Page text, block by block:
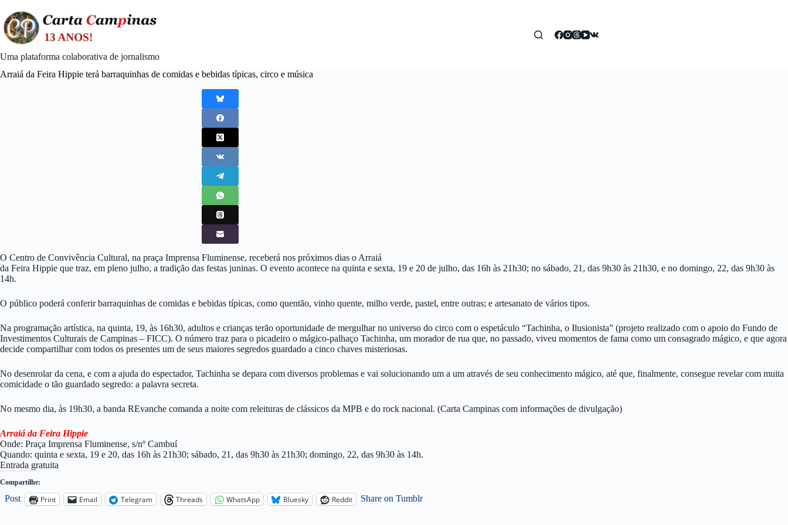
content
Uma plataforma colaborativa de jornalismo
Arraiá da Feira Hippie terá barraquinhas de comidas e bebidas típicas, circo e música
O Centro de Convivência Cultural, na praça Imprensa Fluminense, receberá nos próximos dias o Arraiá
da Feira Hippie que traz, em pleno julho, a tradição das festas juninas. O evento acontece na quinta e sexta, 19 e 20 de julho, das 16h às 21h30; no sábado, 21, das 9h30 às 21h30, e no domingo, 22, das 9h30 às
14h.
O público poderá conferir barraquinhas de comidas e bebidas típicas, como quentão, vinho quente, milho verde, pastel, entre outras; e artesanato de vários tipos.
Na programação artística, na quinta, 19, às 16h30, adultos e crianças terão oportunidade de mergulhar no universo do circo com o espetáculo “Tachinha, o Ilusionista” (projeto realizado com o apoio do Fundo de
Investimentos Culturais de Campinas – FICC). O número traz para o picadeiro o mágico-palhaço Tachinha, um morador de rua que, no passado, viveu momentos de fama como um consagrado mágico, e que agora
decide compartilhar com todos os presentes um de seus maiores segredos guardado a cinco chaves misteriosas.
No desenrolar da cena, e com a ajuda do espectador, Tachinha se depara com diversos problemas e vai solucionando um a um através de seu conhecimento mágico, até que, finalmente, consegue revelar com muita
comicidade o tão guardado segredo: a palavra secreta.
No mesmo dia, às 19h30, a banda REvanche comanda a noite com releituras de clássicos da MPB e do rock nacional. (Carta Campinas com informações de divulgação)
Arraiá da Feira Hippie
Onde: Praça Imprensa Fluminense, s/nº Cambuí
Quando: quinta e sexta, 19 e 20, das 16h às 21h30; sábado, 21, das 9h30 às 21h30; domingo, 22, das 9h30 às 14h.
Entrada gratuita
Compartilhe:
Post Print Email Telegram Threads WhatsApp Bluesky Reddit Share on Tumblr